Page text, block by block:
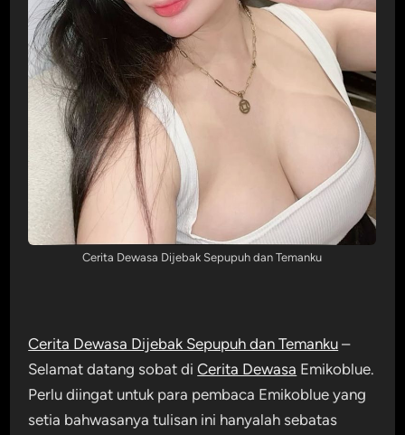
Cerita Dewasa Dijebak Sepupuh dan Temanku
Cerita Dewasa Dijebak Sepupuh dan Temanku –
Selamat datang sobat diCerita Dewasa Emikoblue.
Perlu diingat untuk para pembaca Emikoblue yang
setia bahwasanya tulisan ini hanyalah sebatas